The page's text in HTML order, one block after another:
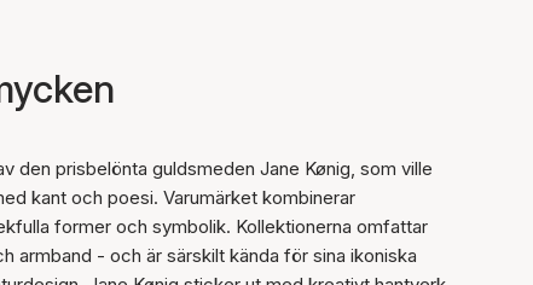
den prisbelönta guldsmeden Jane Kønig, som ville
kant och poesi. Varumärket kombinerar
former och symbolik. Kollektionerna omfattar
armband - och är särskilt kända för sina ikoniska